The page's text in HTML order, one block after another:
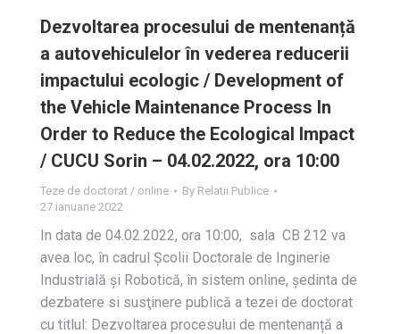
Dezvoltarea procesului de mentenanță
a autovehiculelor în vederea reducerii
impactului ecologic / Development of
the Vehicle Maintenance Process In
Order to Reduce the Ecological Impact
/ CUCU Sorin – 04.02.2022, ora 10:00
Teze de doctorat / online By Relatii Publice
27 ianuarie 2022
In data de 04.02.2022, ora 10:00, sala CB 212 va
avea loc, în cadrul Școlii Doctorale de Inginerie
Industrială și Robotică, în sistem online, ședinta de
dezbatere si susţinere publică a tezei de doctorat
cu titlul: Dezvoltarea procesului de mentenanță a